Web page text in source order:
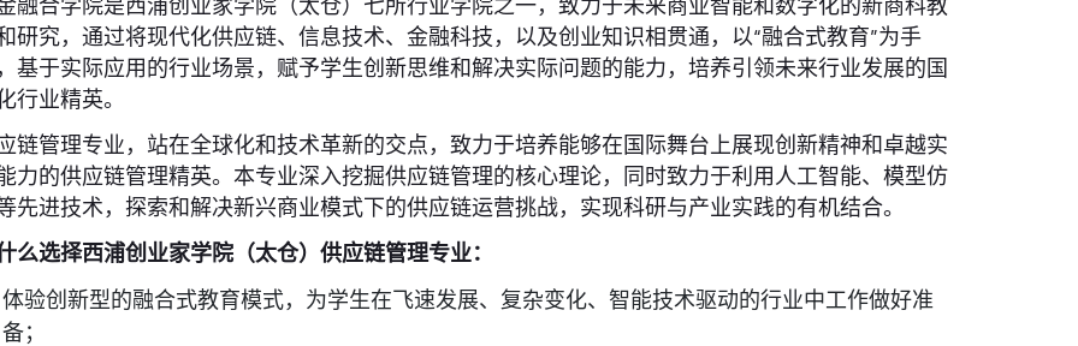
融合学院是西浦创业家学院（太仓）七所行业学院之一，致力于未来商业智能和数字化的新商科教
研究，通过将现代化供应链、信息技术、金融科技，以及创业知识相贯通，以“融合式教育”为手
基于实际应用的行业场景，赋予学生创新思维和解决实际问题的能力，培养引领未来行业发展的国
行业精英。
链管理专业，站在全球化和技术革新的交点，致力于培养能够在国际舞台上展现创新精神和卓越实
力的供应链管理精英。本专业深入挖掘供应链管理的核心理论，同时致力于利用人工智能、模型仿
先进技术，探索和解决新兴商业模式下的供应链运营挑战，实现科研与产业实践的有机结合。
么选择西浦创业家学院（太仓）供应链管理专业：
体验创新型的融合式教育模式，为学生在飞速发展、复杂变化、智能技术驱动的行业中工作做好准
备；